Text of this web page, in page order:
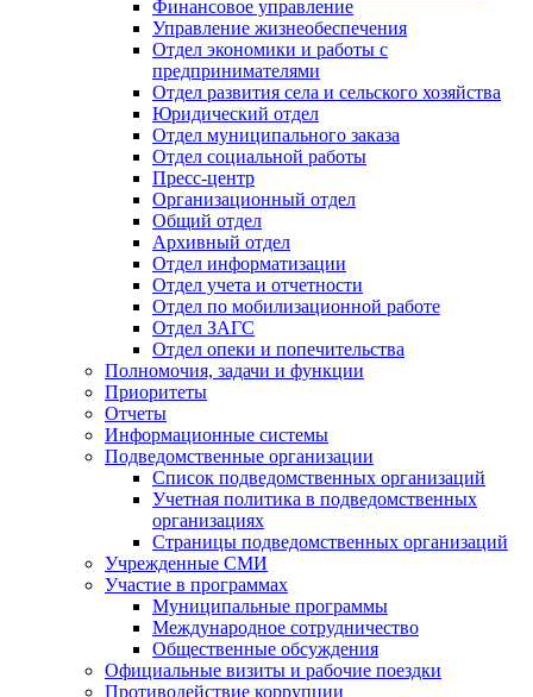
Финансовое управление
Управление жизнеобеспечения
Отдел экономики и работы с
предпринимателями
Отдел развития села и сельского хозяйства
Юридический отдел
Отдел муниципального заказа
Отдел социальной работы
Пресс-центр
Организационный отдел
Общий отдел
Архивный отдел
Отдел информатизации
Отдел учета и отчетности
Отдел по мобилизационной работе
Отдел ЗАГС
Отдел опеки и попечительства
Полномочия, задачи и функции
Приоритеты
Отчеты
Информационные системы
Подведомственные организации
Список подведомственных организаций
Учетная политика в подведомственных
организациях
Страницы подведомственных организаций
Учрежденные СМИ
Участие в программах
Муниципальные программы
Международное сотрудничество
Общественные обсуждения
Официальные визиты и рабочие поездки
Противодействие коррупции